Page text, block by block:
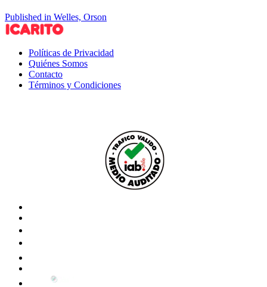
Published in Welles, Orson
Políticas de Privacidad
Quiénes Somos
Contacto
Términos y Condiciones